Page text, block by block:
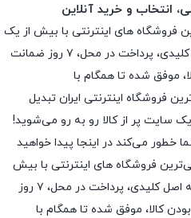
انتخاب و خرید آنلاین
فروشگاه های اینترنتی با بیش از یک
دهه تجربه، با پایبندی به سه اصل کلیدی، پرداخت در محل، ۷ روز ضمانت
موفق شده تا همگام با
فروشگاه اینترنتی ایران تبدیل
سایت پر از کالا رو به رو می‌شوید!
خطور می‌کند در اینجا پیدا خواهید
فروشگاه های اینترنتی با بیش
از یک دهه تجربه، با پایبندی به سه اصل کلیدی، پرداخت در محل، ۷ روز
کالا، موفق شده تا همگام با